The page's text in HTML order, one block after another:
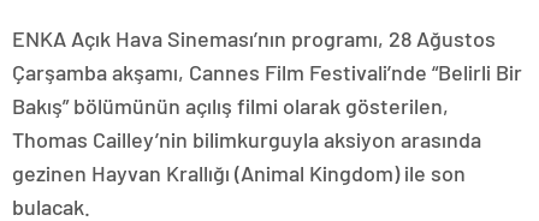
ENKA Açık Hava Sineması’nın programı, 28 Ağustos
Çarşamba akşamı, Cannes Film Festivali’nde “Belirli Bir
Bakış” bölümünün açılış filmi olarak gösterilen,
Thomas Cailley’nin bilimkurguyla aksiyon arasında
gezinen Hayvan Krallığı (Animal Kingdom) ile son
bulacak.